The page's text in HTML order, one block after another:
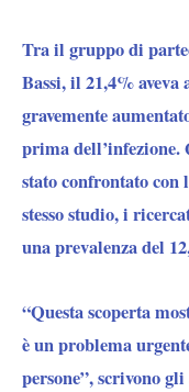
Tra il gruppo di
Bassi, il 21,4% aveva
gravemente
prima dell’infezione.
stato confrontato con
stesso studio, i
una prevalenza del
“Questa scoperta
è un problema
persone”, scrivono